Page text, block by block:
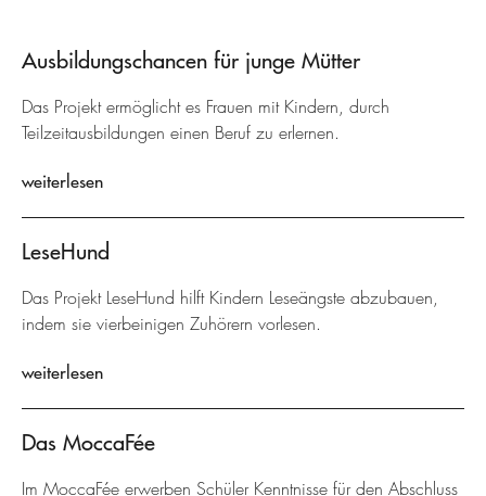
Ausbildungschancen für junge Mütter
Das Projekt ermöglicht es Frauen mit Kindern, durch
Teilzeitausbildungen einen Beruf zu erlernen.
weiterlesen
LeseHund
Das Projekt LeseHund hilft Kindern Leseängste abzubauen,
indem sie vierbeinigen Zuhörern vorlesen.
weiterlesen
Das MoccaFée
Im MoccaFée erwerben Schüler Kenntnisse für den Abschluss